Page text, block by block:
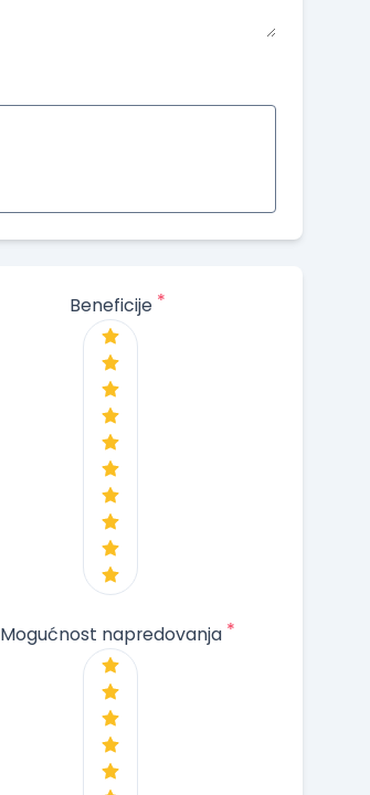
Beneficije *
Mogućnost napredovanja *